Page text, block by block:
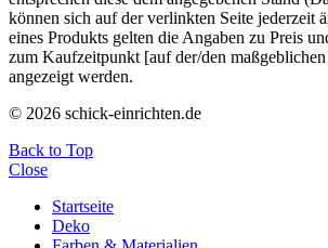
können sich auf der verlinkten Seite jederzeit
eines Produkts gelten die Angaben zu Preis
zum Kaufzeitpunkt [auf der/den
angezeigt werden.
© 2026 schick-einrichten.de
Back to Top
Close
Startseite
Deko